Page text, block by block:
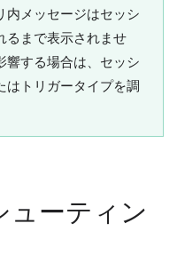
内メッセージはセッシ
るまで表示されませ
響する場合は、セッシ
はトリガータイプを調
ューティン